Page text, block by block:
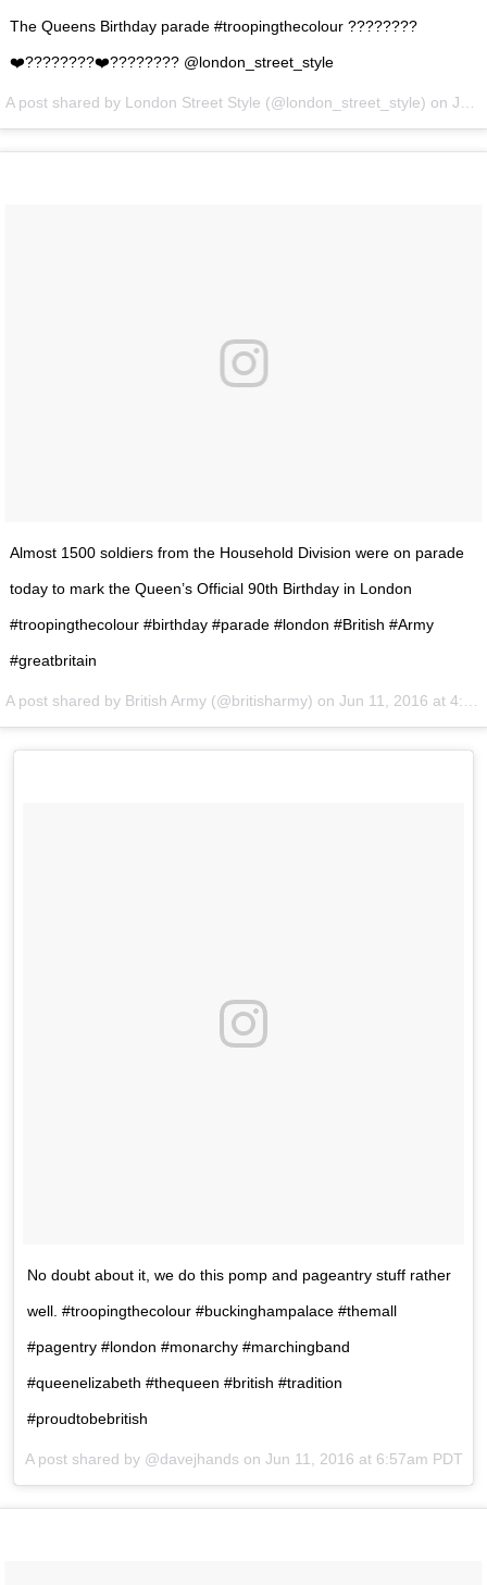
The Queens Birthday parade #troopingthecolour ????????
❤️????????❤️???????? @london_street_style
A post shared by London Street Style (@london_street_style) on Jun 11, 2016 at 3:56am PDT
Almost 1500 soldiers from the Household Division were on parade
today to mark the Queen’s Official 90th Birthday in London
#troopingthecolour #birthday #parade #london #British #Army
#greatbritain
A post shared by British Army (@britisharmy) on Jun 11, 2016 at 4:35am PDT
No doubt about it, we do this pomp and pageantry stuff rather
well. #troopingthecolour #buckinghampalace #themall
#pagentry #london #monarchy #marchingband
#queenelizabeth #thequeen #british #tradition
#proudtobebritish
A post shared by @davejhands on Jun 11, 2016 at 6:57am PDT